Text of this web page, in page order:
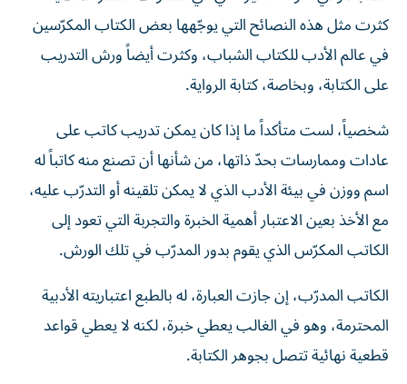
كثرت مثل هذه النصائح التي يوجّهها بعض الكتاب المكرّسين
في عالم الأدب للكتاب الشباب، وكثرت أيضاً ورش التدريب
على الكتابة، وبخاصة، كتابة الرواية.
شخصياً، لست متأكداً ما إذا كان يمكن تدريب كاتب على
عادات وممارسات بحدّ ذاتها، من شأنها أن تصنع منه كاتباً له
اسم ووزن في بيئة الأدب الذي لا يمكن تلقينه أو التدرّب عليه،
مع الأخذ بعين الاعتبار أهمية الخبرة والتجربة التي تعود إلى
الكاتب المكرّس الذي يقوم بدور المدرّب في تلك الورش.
الكاتب المدرّب، إن جازت العبارة، له بالطبع اعتباريته الأدبية
المحترمة، وهو في الغالب يعطي خبرة، لكنه لا يعطي قواعد
قطعية نهائية تتصل بجوهر الكتابة.